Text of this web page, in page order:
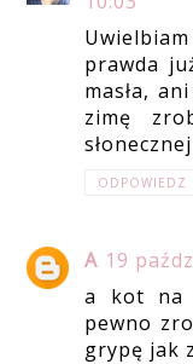
prawda
masła,
zimę
ODPOWIEDZ
A 19
a kot na
pewno
grypę jak